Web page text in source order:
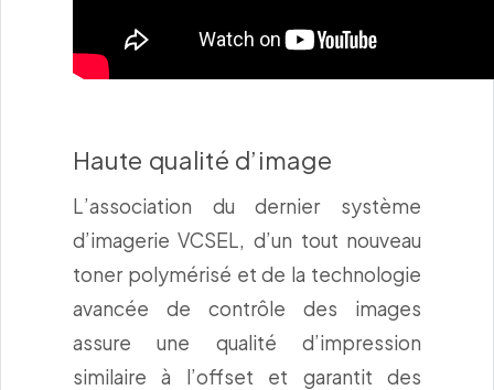
Haute qualité d’image
L’association du dernier système
d’imagerie VCSEL, d’un tout nouveau
toner polymérisé et de la technologie
avancée de contrôle des images
assure une qualité d’impression
similaire à l’offset et garantit des